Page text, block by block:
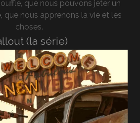
que nous pouvons jeter un
que nous apprenons la vie et les
choses.
(la série)